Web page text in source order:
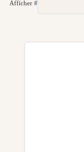
Afficher #